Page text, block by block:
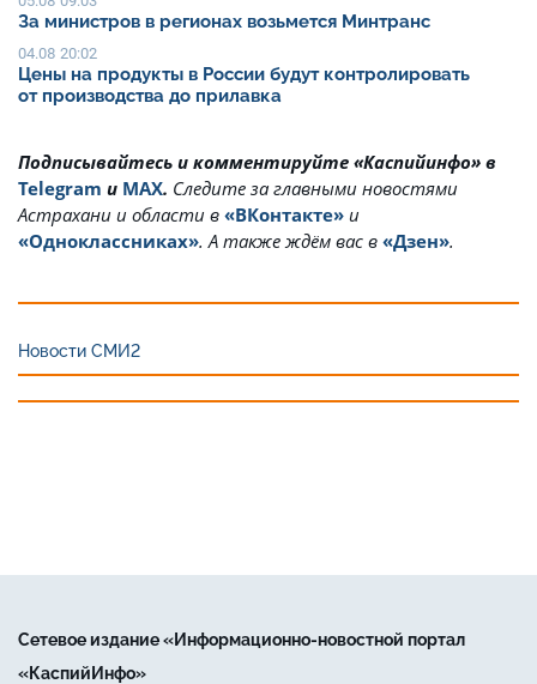
За министров в регионах возьмется Минтранс
04.08 20:02
Цены на продукты в России будут контролировать
от производства до прилавка
Подписывайтесь и комментируйте «Каспийинфо» в
Telegram и MAX. Cледите за главными новостями
Астрахани и области в «ВКонтакте» и
«Одноклассниках». А также ждём вас в «Дзен».
Новости СМИ2
Сетевое издание «Информационно-новостной портал
«КаспийИнфо»